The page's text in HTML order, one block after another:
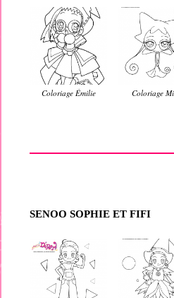
Coloriage Émilie Coloriage
SENOO SOPHIE ET FIFI